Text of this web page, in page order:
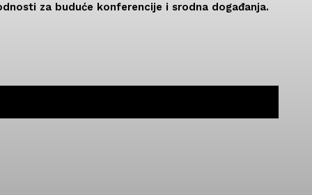
za buduće konferencije i srodna događanja.